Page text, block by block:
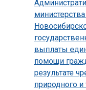
выплаты
помощи
результате
природного и